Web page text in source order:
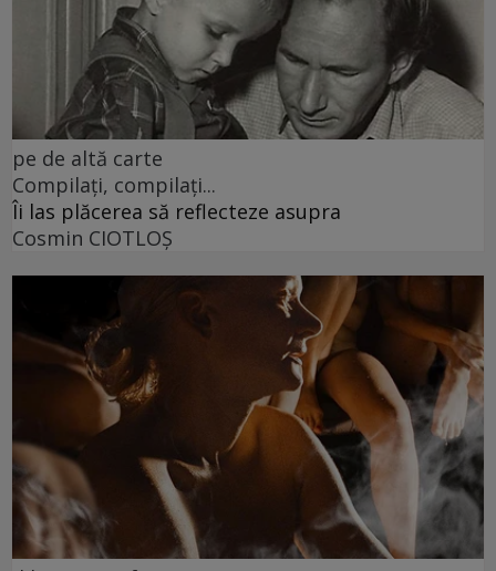
pe de altă carte
Compilați, compilați...
Îi las plăcerea să reflecteze asupra
Cosmin CIOTLOŞ